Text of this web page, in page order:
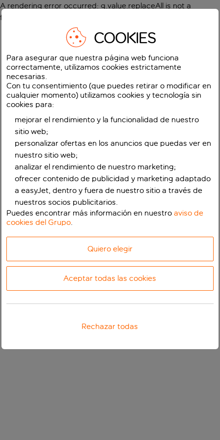
A rendering error occurred: g.value.replaceAll is not a
function
COOKIES
Para asegurar que nuestra página web funciona
correctamente, utilizamos cookies estrictamente
necesarias.
Con tu consentimiento (que puedes retirar o modificar en
cualquier momento) utilizamos cookies y tecnología sin
cookies para:
mejorar el rendimiento y la funcionalidad de nuestro
sitio web;
personalizar ofertas en los anuncios que puedas ver en
nuestro sitio web;
analizar el rendimiento de nuestro marketing;
ofrecer contenido de publicidad y marketing adaptado
a easyJet, dentro y fuera de nuestro sitio a través de
nuestros socios publicitarios.
Puedes encontrar más información en nuestroaviso de
cookies del Grupo.
Quiero elegir
Aceptar todas las cookies
Rechazar todas